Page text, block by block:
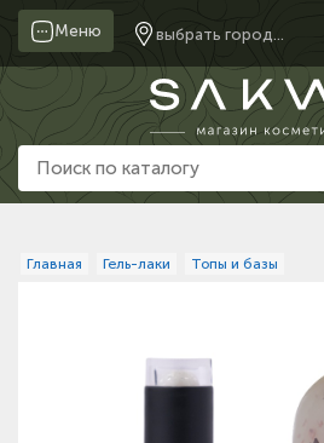
Меню выбрать город...
Главная Гель-лаки Топы и базы